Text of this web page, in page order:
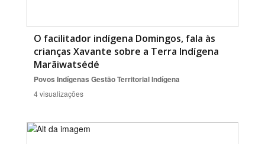
O facilitador indígena Domingos, fala às
crianças Xavante sobre a Terra Indígena
Marãiwatsédé
Povos Indígenas Gestão Territorial Indígena
4 visualizações